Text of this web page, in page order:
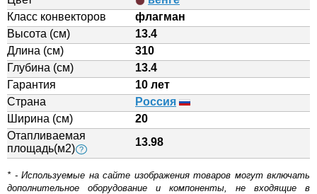
Класс конвекторов
флагман
Высота (см)
13.4
Длина (см)
310
Глубина (см)
13.4
Гарантия
10 лет
Страна
Россия
Ширина (см)
20
Отапливаемая
площадь(м2) ?
13.98
* - Используемые на сайте изображения товаров могут включать
дополнительное оборудование и компоненты, не входящие в